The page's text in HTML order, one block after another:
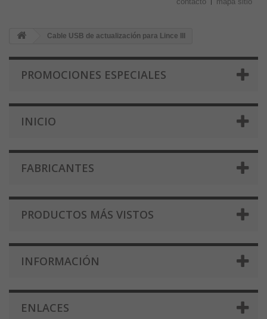
Cable USB de actualización para Lince III
PROMOCIONES ESPECIALES
INICIO
FABRICANTES
PRODUCTOS MÁS VISTOS
INFORMACIÓN
ENLACES